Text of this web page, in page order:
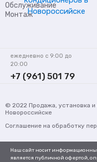
Обслуживание
Монтаж
ежедневно с 9:00 до
20:00
+7 (961) 501 79
© 2022 Продажа, установка
Новороссийске
Соглашение на обработку
Наш сайт носит
является публичной офертой,